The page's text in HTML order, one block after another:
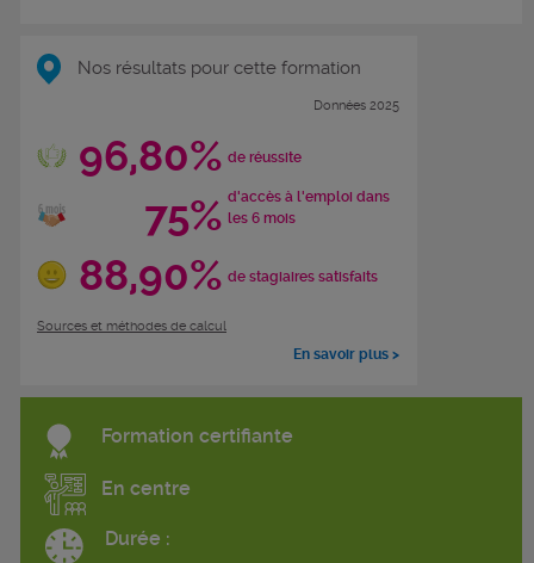
Nos résultats pour cette formation
Données 2025
96,80% de réussite
75% d'accès à l'emploi dans
les 6 mois
88,90% de stagiaires satisfaits
Sources et méthodes de calcul
En savoir plus >
Formation certifiante
En centre
Durée :